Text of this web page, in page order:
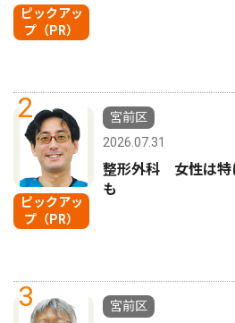
ピックアッ
プ（PR）
2
ピックアッ
プ（PR）
宮前区
2026.07.31
整形外科 女性は特
も
3
宮前区